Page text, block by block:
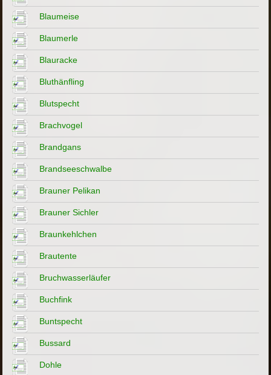
Blaumeise
Blaumerle
Blauracke
Bluthänfling
Blutspecht
Brachvogel
Brandgans
Brandseeschwalbe
Brauner Pelikan
Brauner Sichler
Braunkehlchen
Brautente
Bruchwasserläufer
Buchfink
Buntspecht
Bussard
Dohle